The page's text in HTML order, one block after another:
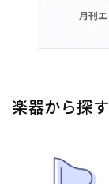
楽器から探す